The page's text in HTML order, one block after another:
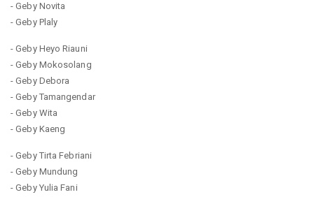
- Geby Novita
- Geby Plaly
- Geby Heyo Riauni
- Geby Mokosolang
- Geby Debora
- Geby Tamangendar
- Geby Wita
- Geby Kaeng
- Geby Tirta Febriani
- Geby Mundung
- Geby Yulia Fani